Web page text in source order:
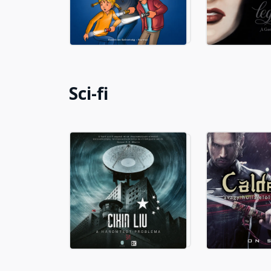
Fejezet hossza: 00:09:42
HARMADIK RÉSZ - 20. Udvarlás
Fejezet hossza: 00:11:06
21. Csendes Őrület
Fejezet hossza: 00:17:28
Sci-fi